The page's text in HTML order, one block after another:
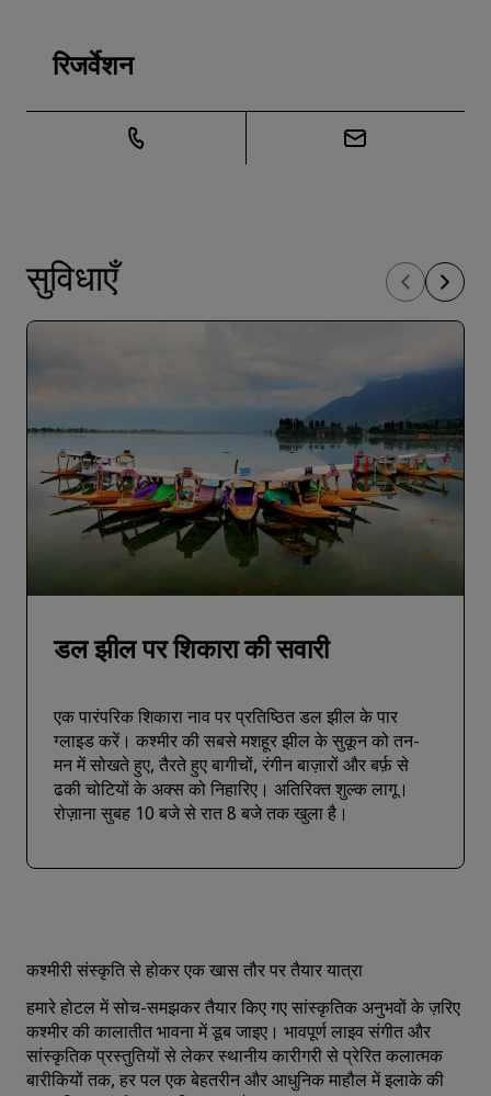
रिजर्वेशन
सुविधाएँ
डल झील पर शिकारा की सवारी
एक पारंपरिक शिकारा नाव पर प्रतिष्ठित डल झील के पार
ग्लाइड करें। कश्मीर की सबसे मशहूर झील के सुकून को तन-
मन में सोखते हुए, तैरते हुए बागीचों, रंगीन बाज़ारों और बर्फ़ से
ढकी चोटियों के अक्स को निहारिए। अतिरिक्त शुल्क लागू।
रोज़ाना सुबह 10 बजे से रात 8 बजे तक खुला है।
कश्मीरी संस्कृति से होकर एक खास तौर पर तैयार यात्रा
हमारे होटल में सोच-समझकर तैयार किए गए सांस्कृतिक अनुभवों के ज़रिए
कश्मीर की कालातीत भावना में डूब जाइए। भावपूर्ण लाइव संगीत और
सांस्कृतिक प्रस्तुतियों से लेकर स्थानीय कारीगरी से प्रेरित कलात्मक
बारीकियों तक, हर पल एक बेहतरीन और आधुनिक माहौल में इलाके की